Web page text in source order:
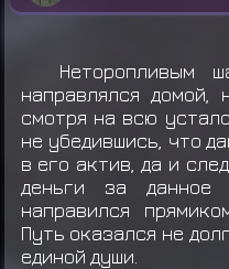
Неторопливым
направлялся
смотря на всю
не убедившись, что
в его актив, да и
деньги за данное
направился
Путь оказался не
единой души.